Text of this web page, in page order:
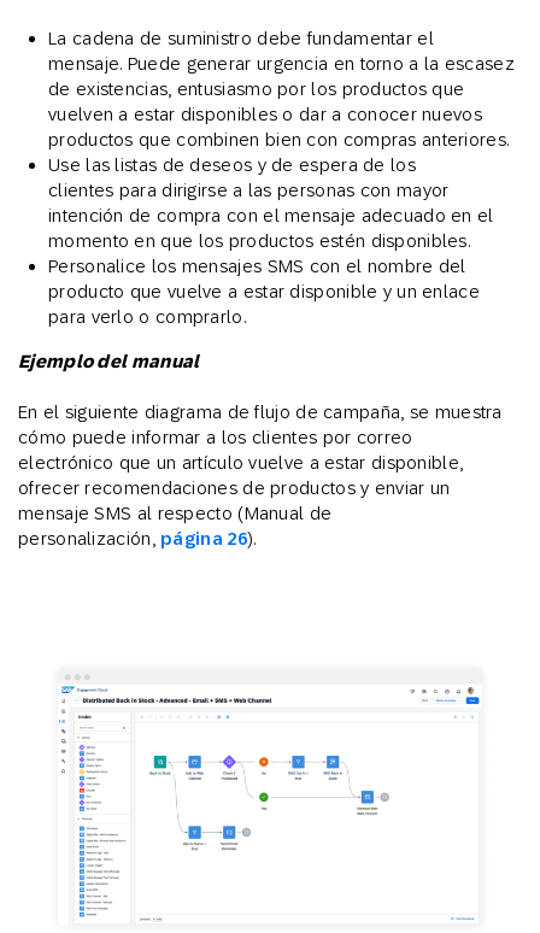
La cadena de suministro debe fundamentar el
mensaje. Puede generar urgencia en torno a la escasez
de existencias, entusiasmo por los productos que
vuelven a estar disponibles o dar a conocer nuevos
productos que combinen bien con compras anteriores.
Use las listas de deseos y de espera de los
clientes para dirigirse a las personas con mayor
intención de compra con el mensaje adecuado en el
momento en que los productos estén disponibles.
Personalice los mensajes SMS con el nombre del
producto que vuelve a estar disponible y un enlace
para verlo o comprarlo.
Ejemplo del manual
En el siguiente diagrama de flujo de campaña, se muestra
cómo puede informar a los clientes por correo
electrónico que un artículo vuelve a estar disponible,
ofrecer recomendaciones de productos y enviar un
mensaje SMS al respecto (Manual de
personalización, página 26).